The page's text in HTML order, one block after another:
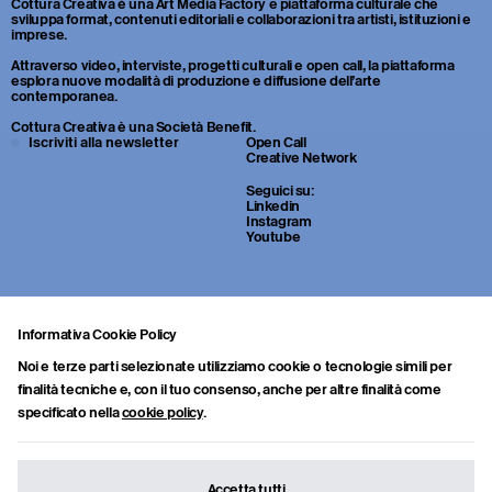
Informativa Cookie Policy
Noi e terze parti selezionate utilizziamo cookie o tecnologie simili per
finalità tecniche e, con il tuo consenso, anche per altre finalità come
specificato nellacookie policy.
sviluppa format, contenuti editoriali e collaborazioni tra artisti, istituzioni e
imprese.
Attraverso video, interviste, progetti culturali e open call, la piattaforma
esplora nuove modalità di produzione e diffusione dell’arte
contemporanea.
Cottura Creativa è una Società Benefit.
portfolio, CV e una breve lettera di presentazione a:
info.collab@cotturacreativa.com
Open Call
Creative Network
Seguici su:
Linkedin
Instagram
Youtube
Iscriviti alla newsletter